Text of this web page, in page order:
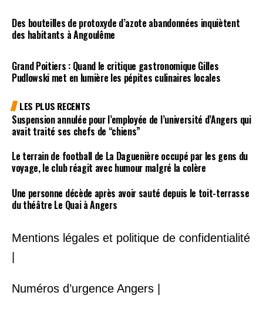
Des bouteilles de protoxyde d’azote abandonnées inquiètent
des habitants à Angoulême
Grand Poitiers : Quand le critique gastronomique Gilles
Pudlowski met en lumière les pépites culinaires locales
LES PLUS RECENTS
Suspension annulée pour l’employée de l’université d’Angers qui
avait traité ses chefs de “chiens”
Le terrain de football de La Daguenière occupé par les gens du
voyage, le club réagit avec humour malgré la colère
Une personne décède après avoir sauté depuis le toit-terrasse
du théâtre Le Quai à Angers
Mentions légales et politique de confidentialité
|
Numéros d’urgence Angers |